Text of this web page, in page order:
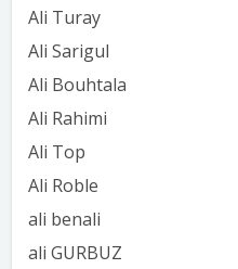
Ali Turay
Ali Sarigul
Ali Bouhtala
Ali Rahimi
Ali Top
Ali Roble
ali benali
ali GURBUZ